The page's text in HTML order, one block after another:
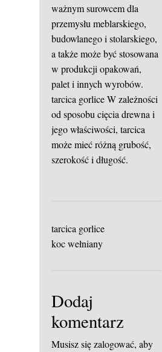
ważnym surowcem dla
przemysłu meblarskiego,
budowlanego i stolarskiego,
a także może być stosowana
w produkcji opakowań,
palet i innych wyrobów.
tarcica gorliceW zależności
od sposobu cięcia drewna i
jego właściwości, tarcica
może mieć różną grubość,
szerokość i długość.
tarcica gorlice
koc wełniany
Dodaj
komentarz
Musisz sięzalogować, aby